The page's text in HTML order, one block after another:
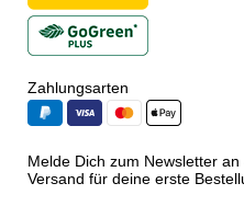
Zahlungsarten
Melde Dich zum Newsletter
Versand für deine erste